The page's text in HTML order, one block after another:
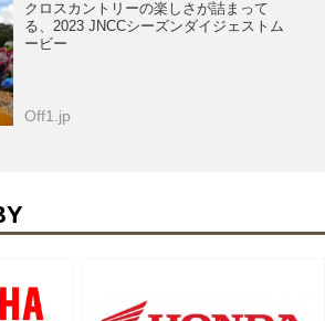
クロスカントリーの楽しさが詰まって
る、2023 JNCCシーズンダイジェストム
ービー
Off1.jp